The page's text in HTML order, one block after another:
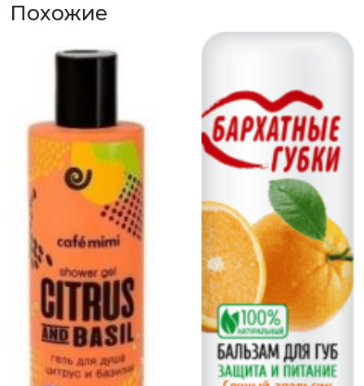
Похожие